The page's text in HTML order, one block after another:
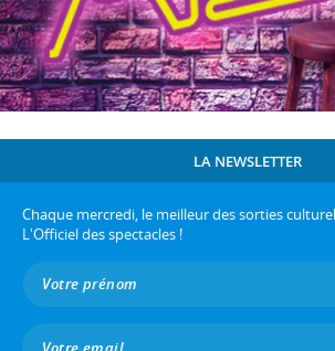
LA NEWSLETTER
Chaque mercredi, le meilleur des sorties
L'Officiel des spectacles !